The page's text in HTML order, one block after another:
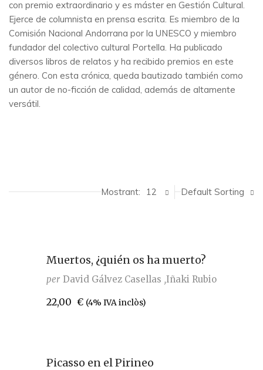
con premio extraordinario y es máster en Gestión Cultural.
Ejerce de columnista en prensa escrita. Es miembro de la
Comisión Nacional Andorrana por la UNESCO y miembro
fundador del colectivo cultural Portella. Ha publicado
diversos libros de relatos y ha recibido premios en este
género. Con esta crónica, queda bautizado también como
un autor de no-ficción de calidad, además de altamente
versátil.
Default Sorting
Mostrant: 12
Muertos, ¿quién os ha muerto?
per David Gálvez Casellas Iñaki Rubio
22,00 € (4% IVA inclòs)
Picasso en el Pirineo